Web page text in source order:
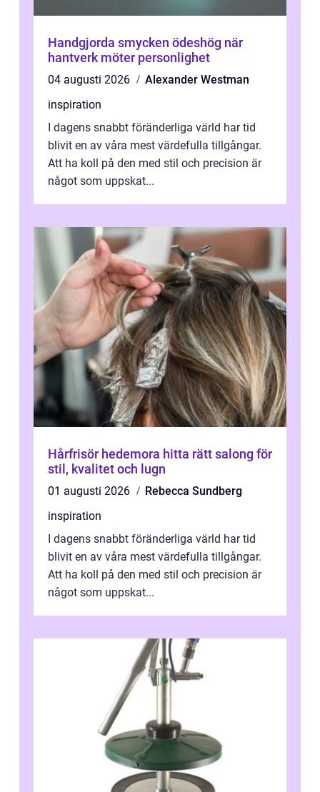
Handgjorda smycken ödeshög när
hantverk möter personlighet
04 augusti 2026
Alexander Westman
inspiration
I dagens snabbt föränderliga värld har tid
blivit en av våra mest värdefulla tillgångar.
Att ha koll på den med stil och precision är
något som uppskat...
Hårfrisör hedemora hitta rätt salong för
stil, kvalitet och lugn
01 augusti 2026
Rebecca Sundberg
inspiration
I dagens snabbt föränderliga värld har tid
blivit en av våra mest värdefulla tillgångar.
Att ha koll på den med stil och precision är
något som uppskat...